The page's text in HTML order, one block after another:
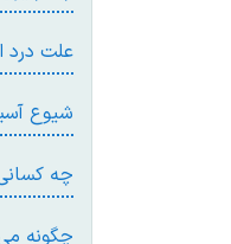
علت درد
شیوع
چه
چگونه